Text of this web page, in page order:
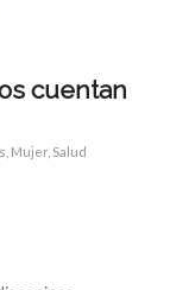
cuentan
Mujer, Salud